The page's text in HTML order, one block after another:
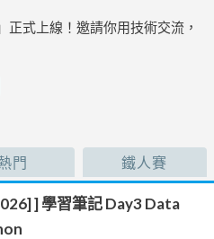
式上線！邀請你用技術交流，
門 鐵人賽
] 學習筆記 Day3 Data